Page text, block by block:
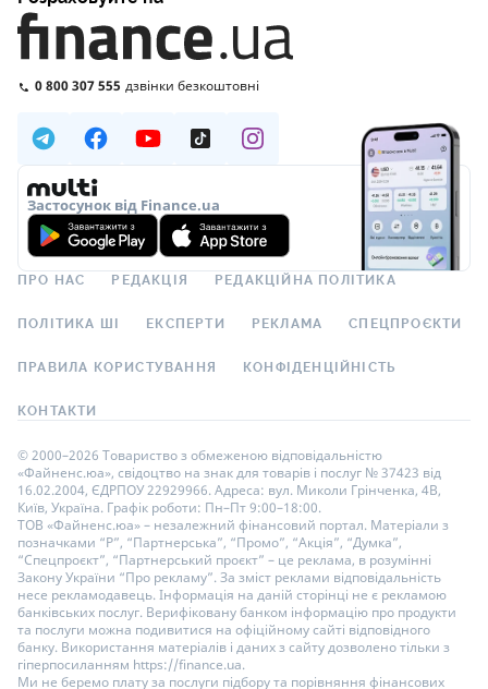
0 800 307 555 дзвінки безкоштовні
Застосунок від Finance.ua
ПРО НАС РЕДАКЦІЯ РЕДАКЦІЙНА ПОЛІТИКА
ПОЛІТИКА ШІ ЕКСПЕРТИ РЕКЛАМА СПЕЦПРОЄКТИ
ПРАВИЛА КОРИСТУВАННЯ КОНФІДЕНЦІЙНІСТЬ
КОНТАКТИ
© 2000–2026 Товариство з обмеженою відповідальністю
«Файненс.юа», свідоцтво на знак для товарів і послуг № 37423 від
16.02.2004, ЄДРПОУ 22929966. Адреса: вул. Миколи Грінченка, 4В,
Київ, Україна. Графік роботи: Пн–Пт 9:00–18:00.
ТОВ «Файненс.юа» – незалежний фінансовий портал. Матеріали з
позначками “Р”, “Партнерська”, “Промо”, “Акція”, “Думка”,
“Спецпроєкт”, “Партнерський проєкт” – це реклама, в розумінні
Закону України “Про рекламу”. За зміст реклами відповідальність
несе рекламодавець. Інформація на даній сторінці не є рекламою
банківських послуг. Верифіковану банком інформацію про продукти
та послуги можна подивитися на офіційному сайті відповідного
банку. Використання матеріалів і даних з сайту дозволено тільки з
гіперпосиланням https://finance.ua.
Ми не беремо плату за послуги підбору та порівняння фінансових